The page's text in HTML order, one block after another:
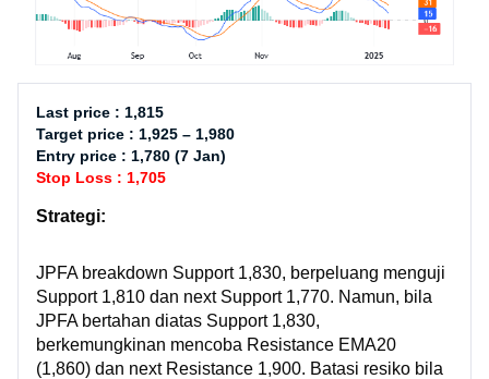
Last price : 1,815
Target price : 1,925 – 1,980
Entry price : 1,780 (7 Jan)
Stop Loss : 1,705
Strategi:
JPFA breakdown Support 1,830, berpeluang menguji
Support 1,810 dan next Support 1,770. Namun, bila
JPFA bertahan diatas Support 1,830,
berkemungkinan mencoba Resistance EMA20
(1,860) dan next Resistance 1,900. Batasi resiko bila